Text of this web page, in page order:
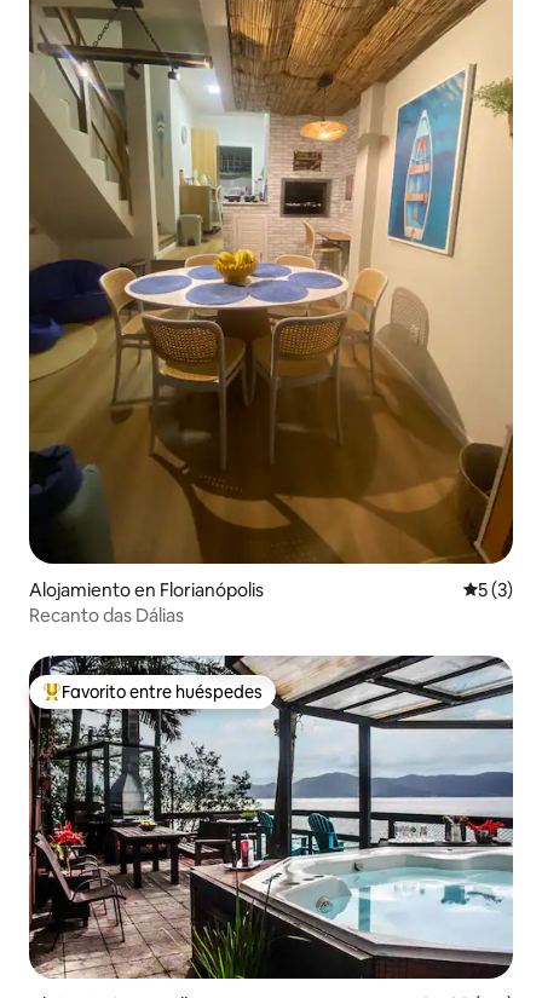
Alojamiento en Florianópolis
5 (3)
Recanto das Dálias
Favorito entre huéspedes preferido
Favorito entre huéspedes